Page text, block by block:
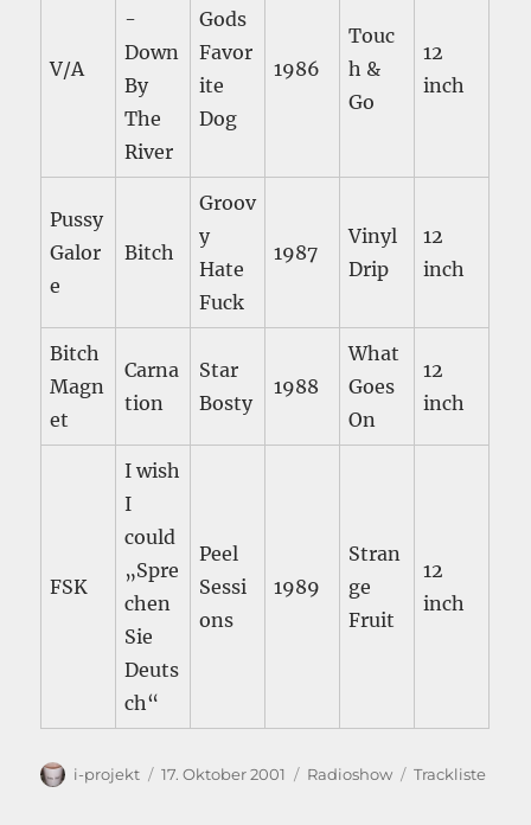
V/A
-
Down
By
The
River
Gods
Favor
ite
Dog
1986
Touc
h &
Go
12
inch
Pussy
Galor
e
Bitch
Groov
y
Hate
Fuck
1987
Vinyl
Drip
12
inch
Bitch
Magn
et
Carna
tion
Star
Bosty
1988
What
Goes
On
12
inch
FSK
I wish
I
could
„Spre
chen
Sie
Deuts
ch“
Peel
Sessi
ons
1989
Stran
ge
Fruit
12
inch
Autor
i-projekt
Veröffentlicht
17. Oktober 2001 Kategorien
Radioshow Schlagwörter
Trackliste